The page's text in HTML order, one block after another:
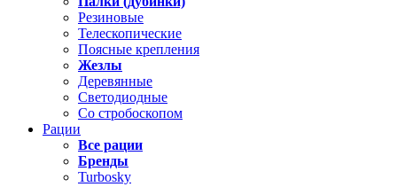
Резиновые
Телескопические
Поясные крепления
Жезлы
Деревянные
Светодиодные
Со стробоскопом
Рации
Все рации
Бренды
Turbosky